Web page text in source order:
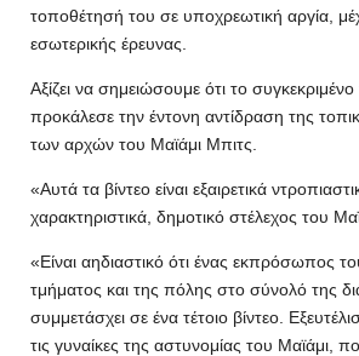
τοποθέτησή του σε υποχρεωτική αργία,
εσωτερικής έρευνας.
Αξίζει να σημειώσουμε ότι το συγκεκριμένο
προκάλεσε την έντονη αντίδραση της
των αρχών του Μαϊάμι Μπιτς.
«Αυτά τα βίντεο είναι εξαιρετικά
χαρακτηριστικά, δημοτικό στέλεχος του
«Είναι αηδιαστικό ότι ένας εκπρόσωπος
τμήματος και της πόλης στο σύνολό της
συμμετάσχει σε ένα τέτοιο βίντεο.
τις γυναίκες της αστυνομίας του Μαϊάμι,